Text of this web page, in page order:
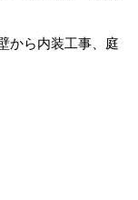
から内装工事、庭